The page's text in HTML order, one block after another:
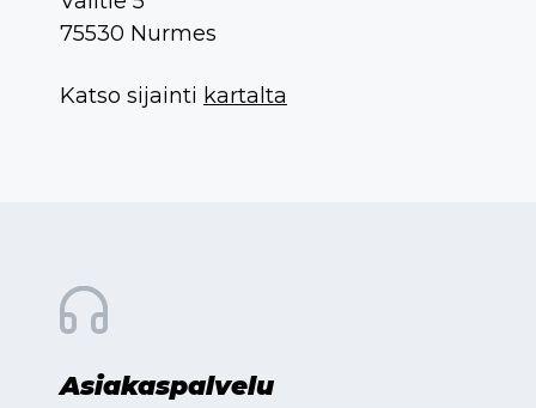
75530 Nurmes
Katso sijainti kartalta
Asiakaspalvelu